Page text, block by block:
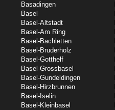
Basadingen
Basel
Basel-Altstadt
Basel-Am Ring
Basel-Bachletten
Basel-Bruderholz
Basel-Gotthelf
Basel-Grossbasel
Basel-Gundeldingen
Basel-Hirzbrunnen
Basel-Iselin
Basel-Kleinbasel